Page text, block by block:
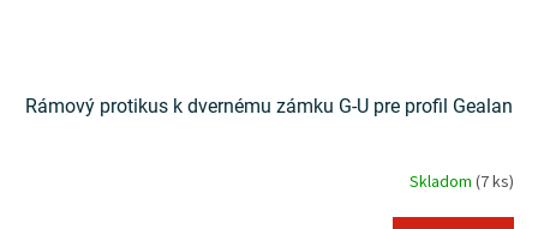
Rámový protikus k dvernému zámku G-U pre profil Gealan
Skladom (7 ks)